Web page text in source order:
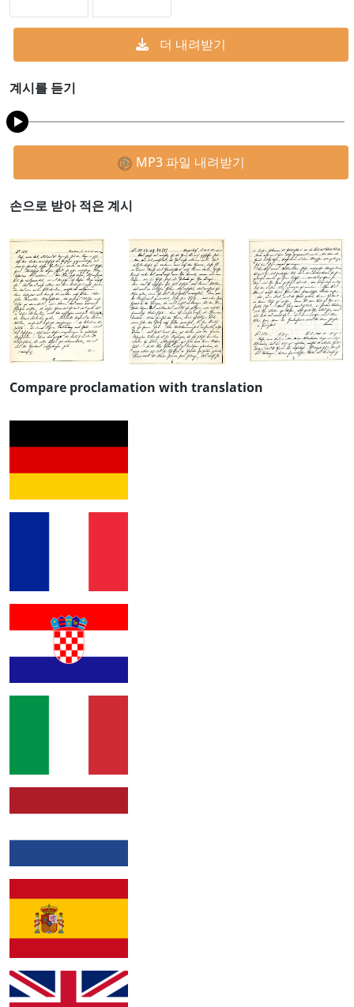
더 내려받기
계시를 듣기
MP3 파일 내려받기
손으로 받아 적은 계시
Compare proclamation with translation